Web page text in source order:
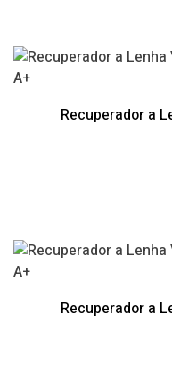
A+
Recuperador a
A+
Recuperador a